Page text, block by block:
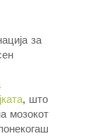
за
, што
мозокот